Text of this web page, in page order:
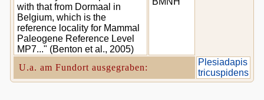
with that from Dormaal in
Belgium, which is the
reference locality for Mammal
Paleogene Reference Level
MP7..." (Benton et al., 2005)
U.a. am Fundort ausgegraben:
Plesiadapis
tricuspidens